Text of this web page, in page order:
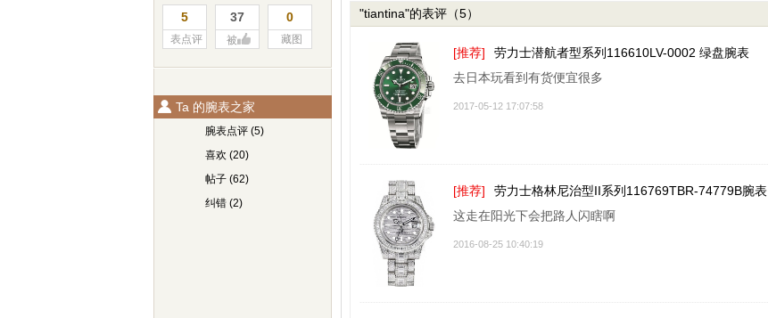
5
表点评
37
被
0
藏图
Ta 的腕表之家
腕表点评 (5)
喜欢 (20)
帖子 (62)
纠错 (2)
"tiantina"的表评（5）
[推荐]
劳力士潜航者型系列116610LV-0002 绿盘腕表
去日本玩看到有货便宜很多
2017-05-12 17:07:58
[推荐]
劳力士格林尼治型II系列116769TBR-74779B腕表
这走在阳光下会把路人闪瞎啊
2016-08-25 10:40:19